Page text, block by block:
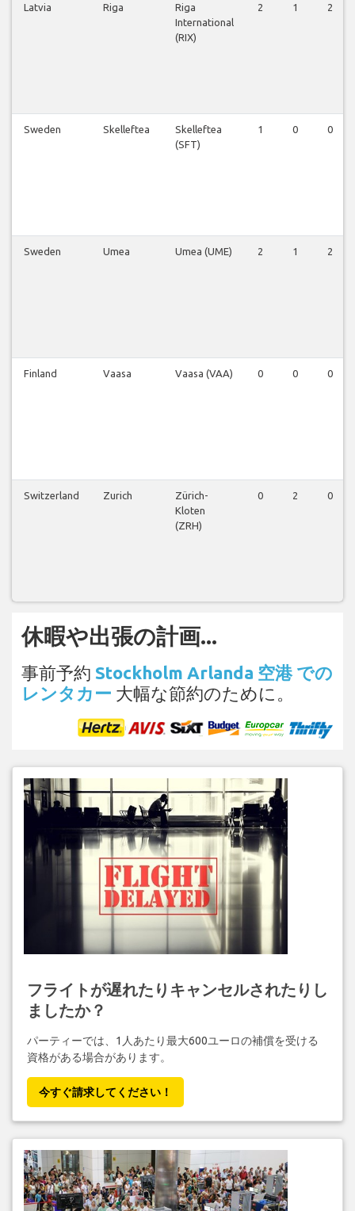
Latvia Riga
Riga
International
(RIX)
2 1 2
Sweden Skelleftea
Skelleftea
(SFT)
1 0 0
Sweden Umea Umea (UME) 2 1 2
Finland Vaasa Vaasa (VAA) 0 0 0
Switzerland Zurich
Zürich-
Kloten
(ZRH)
0 2 0
休暇や出張の計画...
事前予約 Stockholm Arlanda 空港 での
レンタカー 大幅な節約のために。
フライトが遅れたりキャンセルされたりし
ましたか？
パーティーでは、1人あたり最大600ユーロの補償を受ける
資格がある場合があります。
今すぐ請求してください！